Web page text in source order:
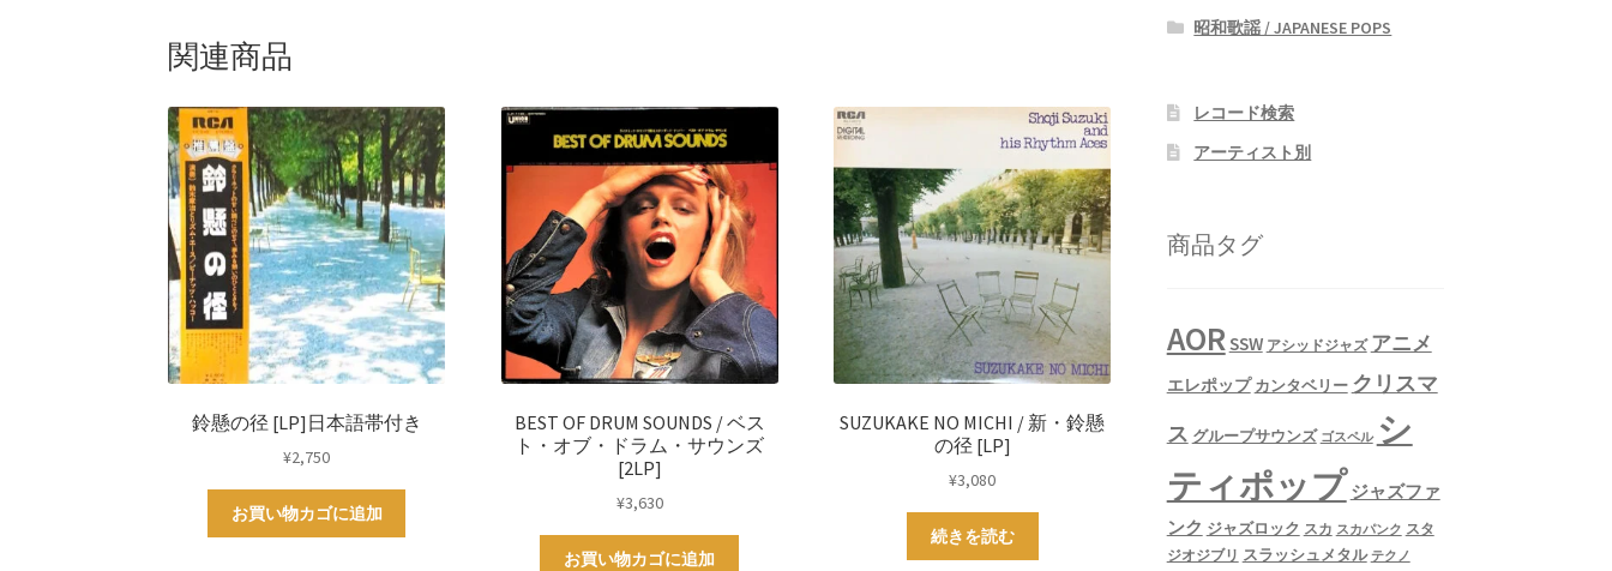
k
関連商品
鈴懸の径 [LP]日本語帯付き
¥2,750
お買い物カゴに追加
BEST OF DRUM SOUNDS / ベス
ト・オブ・ドラム・サウンズ
[2LP]
¥3,630
お買い物カゴに追加
SUZUKAKE NO MICHI / 新・鈴懸
の径 [LP]
¥3,080
続きを読む
昭和歌謡 / JAPANESE POPS
レコード検索
アーティスト別
商品タグ
AORSSW アシッドジャズ アニメ
エレポップ カンタベリー クリスマ
ス グループサウンズ ゴスペル シ
ティポップ ジャズファ
ンク ジャズロック スカ スカパンク スタ
ジオジブリ スラッシュメタル テクノ